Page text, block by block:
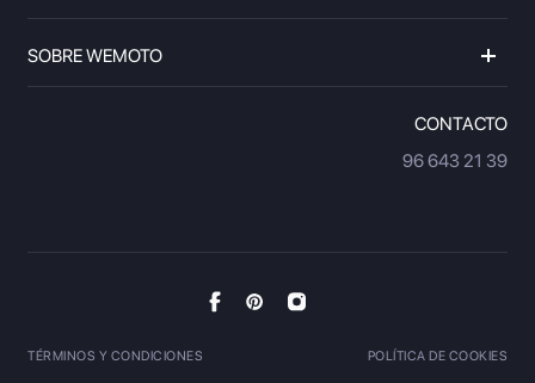
SOBRE WEMOTO
CONTACTO
96 643 21 39
TÉRMINOS Y CONDICIONES POLÍTICA DE COOKIES